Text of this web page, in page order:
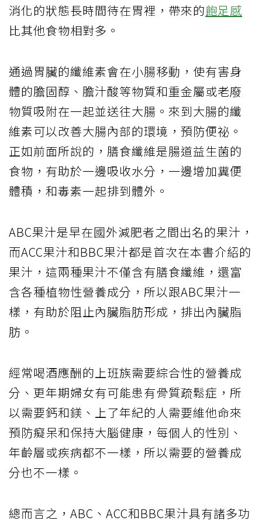
消化的狀態長時間待在胃裡，帶來的飽足感
比其他食物相對多。
通過胃臟的纖維素會在小腸移動，使有害身
體的膽固醇、膽汁酸等物質和重金屬或老廢
物質吸附在一起並送往大腸。來到大腸的纖
維素可以改善大腸內部的環境，預防便祕。
正如前面所說的，膳食纖維是腸道益生菌的
食物，有助於一邊吸收水分，一邊增加糞便
體積，和毒素一起排到體外。
ABC果汁是早在國外減肥者之間出名的果汁，
而ACC果汁和BBC果汁都是首次在本書介紹的
果汁，這兩種果汁不僅含有膳食纖維，還富
含各種植物性營養成分，所以跟ABC果汁一
樣，有助於阻止內臟脂肪形成，排出內臟脂
肪。
經常喝酒應酬的上班族需要綜合性的營養成
分、更年期婦女有可能患有骨質疏鬆症，所
以需要鈣和鎂、上了年紀的人需要維他命來
預防癡呆和保持大腦健康，每個人的性別、
年齡層或疾病都不一樣，所以需要的營養成
分也不一樣。
總而言之，ABC、ACC和BBC果汁具有諸多功